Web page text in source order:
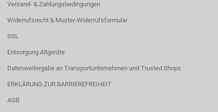
Versand- & Zahlungsbedingungen
Widerrufsrecht & Muster-Widerrufsformular
SSL
Entsorgung Altgeräte
Datenweitergabe an Transportunternehmen und Trusted Shops
ERKLÄRUNG ZUR BARRIEREFREIHEIT
AGB